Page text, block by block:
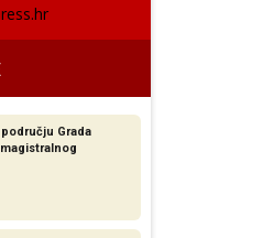
Grada